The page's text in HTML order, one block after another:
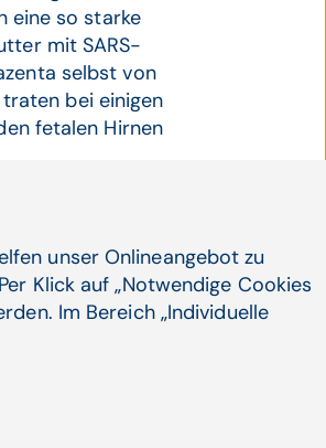
eine so starke
mit SARS-
selbst von
bei einigen
fetalen Hirnen
und
Abarten mit
eine Chance,
unser Onlineangebot zu
Klick auf „Notwendige Cookies
Im Bereich „Individuelle